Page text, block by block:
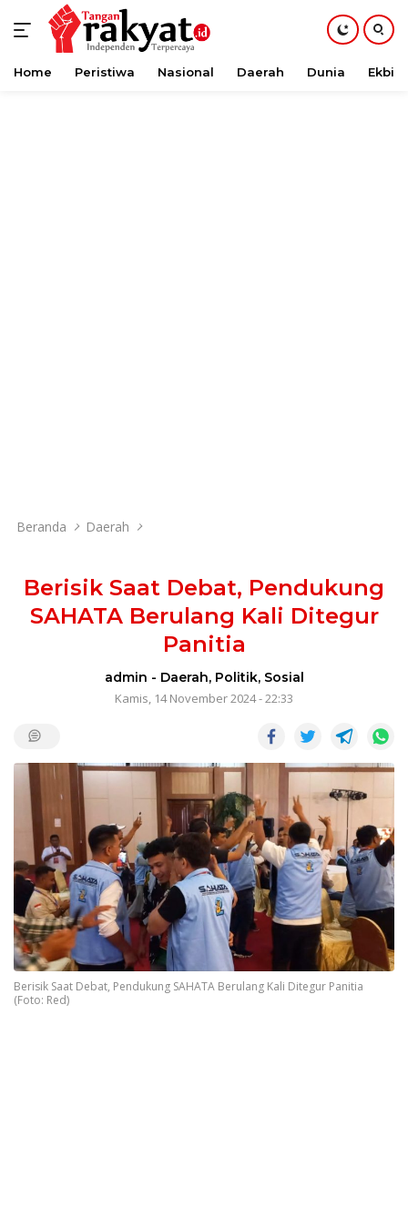
Langsung
Home Peristiwa Nasional Daerah Dunia Ekbis
Beranda Daerah
Berisik Saat Debat, Pendukung
SAHATA Berulang Kali Ditegur
Panitia
admin - Daerah, Politik, Sosial
Kamis, 14 November 2024 - 22:33
Berisik Saat Debat, Pendukung SAHATA Berulang Kali Ditegur Panitia
(Foto: Red)